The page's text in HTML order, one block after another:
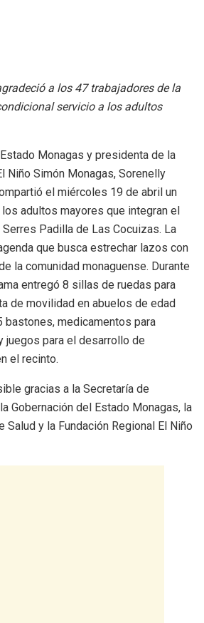
a los 47 trabajadores de la
servicio a los adultos
Monagas y presidenta de la
Niño Simón Monagas, Sorenelly
el miércoles 19 de abril un
adultos mayores que integran el
Padilla de Las Cocuizas. La
que busca estrechar lazos con
la comunidad monaguense. Durante
entregó 8 sillas de ruedas para
de movilidad en abuelos de edad
bastones, medicamentos para
juegos para el desarrollo de
el recinto.
gracias a la Secretaría de
Gobernación del Estado Monagas, la
Salud y la Fundación Regional El Niño